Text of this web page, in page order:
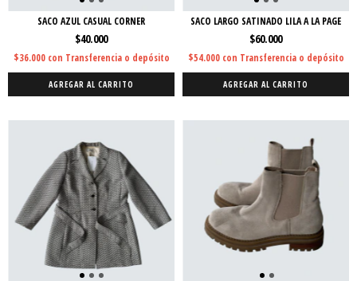
SACO AZUL CASUAL CORNER
$40.000
$36.000 con Transferencia o depósito
AGREGAR AL CARRITO
SACO LARGO SATINADO LILA A LA PAGE
$60.000
$54.000 con Transferencia o depósito
AGREGAR AL CARRITO